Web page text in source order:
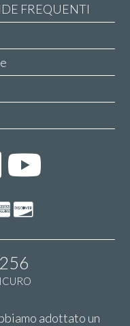
FREQUENTI
adottato un